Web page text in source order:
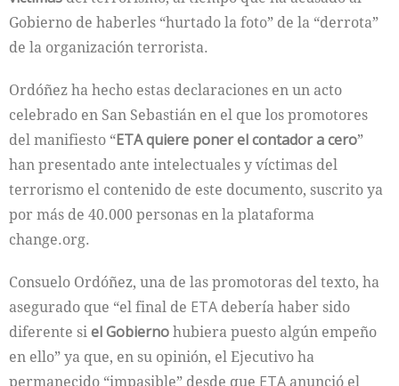
Gobierno de haberles “hurtado la foto” de la “derrota”
de la organización terrorista.
Ordóñez ha hecho estas declaraciones en un acto
celebrado en San Sebastián en el que los promotores
del manifiesto “ETAquiere poner el contador a cero”
han presentado ante intelectuales y víctimas del
terrorismo el contenido de este documento, suscrito ya
por más de 40.000 personas en la plataforma
change.org.
Consuelo Ordóñez, una de las promotoras del texto, ha
asegurado que “el final de ETA debería haber sido
diferente siel Gobiernohubiera puesto algún empeño
en ello” ya que, en su opinión, el Ejecutivo ha
permanecido “impasible” desde que ETA anunció el